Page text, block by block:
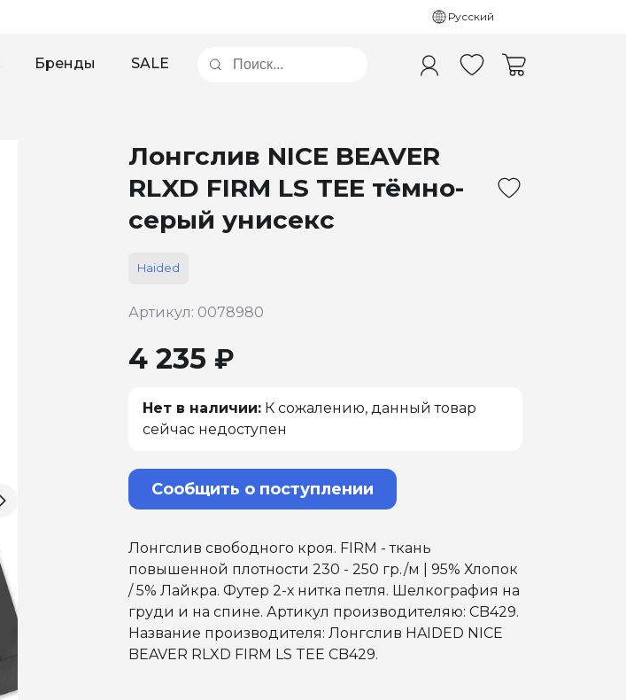
Русский
Бренды SALE
Лонгслив NICE BEAVER
RLXD FIRM LS TEE тёмно-
серый унисекс
Haided
Артикул: 0078980
4 235 ₽
Нет в наличии: К сожалению, данный товар
сейчас недоступен
Сообщить о поступлении
Лонгслив свободного кроя. FIRM - ткань
повышенной плотности 230 - 250 гр./м | 95% Хлопок
/ 5% Лайкра. Футер 2-х нитка петля. Шелкография на
груди и на спине. Артикул производителяю: CB429.
Название производителя: Лонгслив HAIDED NICE
BEAVER RLXD FIRM LS TEE CB429.